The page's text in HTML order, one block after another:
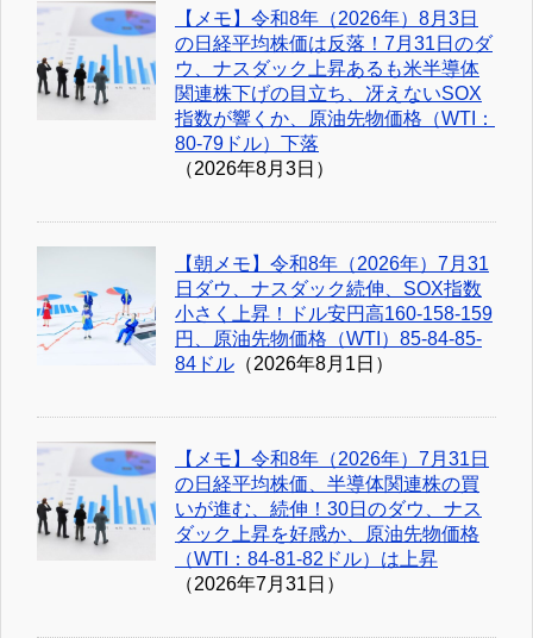
【メモ】令和8年（2026年）8月3日
の日経平均株価は反落！7月31日のダ
ウ、ナスダック上昇あるも米半導体
関連株下げの目立ち、冴えないSOX
指数が響くか、原油先物価格（WTI：
80-79ドル）下落
（2026年8月3日）
【朝メモ】令和8年（2026年）7月31
日ダウ、ナスダック続伸、SOX指数
小さく上昇！ドル安円高160-158-159
円、原油先物価格（WTI）85-84-85-
84ドル （2026年8月1日）
【メモ】令和8年（2026年）7月31日
の日経平均株価、半導体関連株の買
いが進む、続伸！30日のダウ、ナス
ダック上昇を好感か、原油先物価格
（WTI：84-81-82ドル）は上昇
（2026年7月31日）